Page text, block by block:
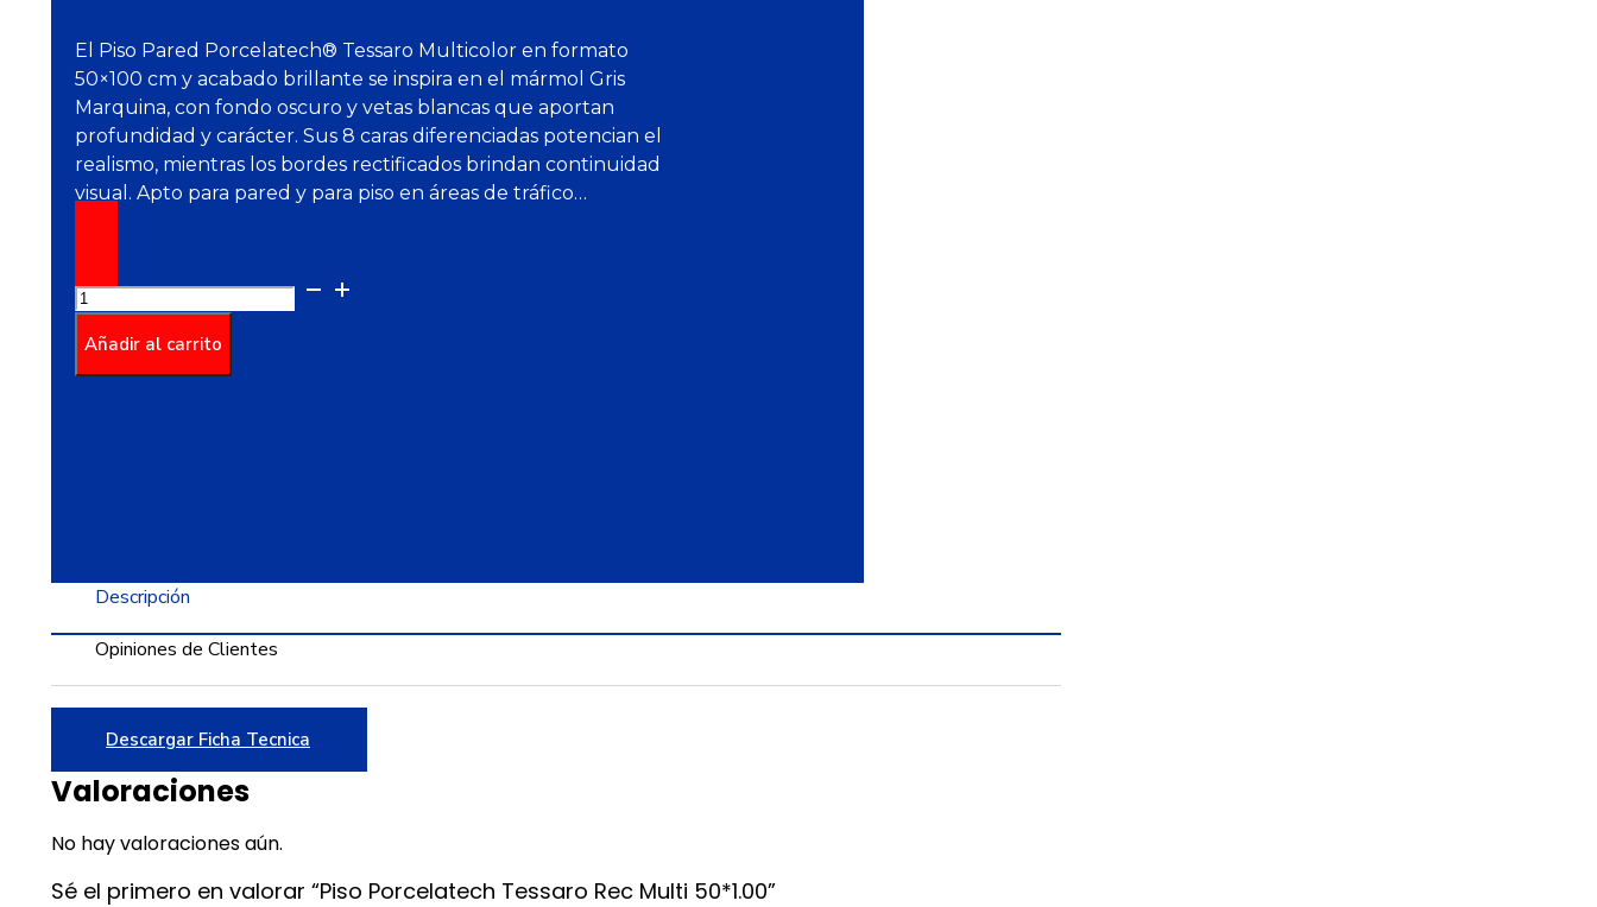
El Piso Pared Porcelatech® Tessaro Multicolor en formato
50×100 cm y acabado brillante se inspira en el mármol Gris
Marquina, con fondo oscuro y vetas blancas que aportan
profundidad y carácter. Sus 8 caras diferenciadas potencian el
realismo, mientras los bordes rectificados brindan continuidad
visual. Apto para pared y para piso en áreas de tráfico…
Piso
Porcelatech
Tessaro
Rec
Añadir al carrito
Descripción
Opiniones de Clientes
Descargar Ficha Tecnica
Valoraciones
No hay valoraciones aún.
Sé el primero en valorar “Piso Porcelatech Tessaro Rec Multi 50*1.00”